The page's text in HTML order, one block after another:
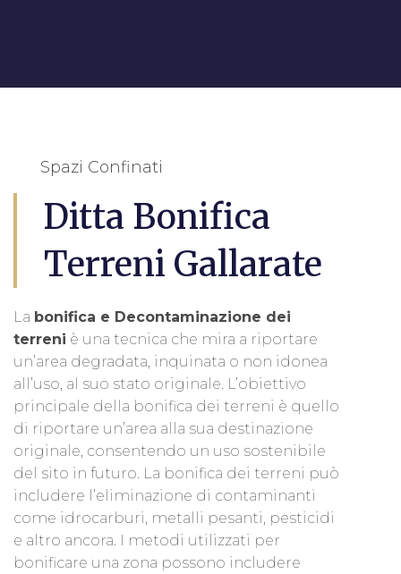
Spazi Confinati
Ditta Bonifica
Terreni Gallarate
La bonifica e Decontaminazione dei
terreni è una tecnica che mira a riportare
un’area degradata, inquinata o non idonea
all’uso, al suo stato originale. L’obiettivo
principale della bonifica dei terreni è quello
di riportare un’area alla sua destinazione
originale, consentendo un uso sostenibile
del sito in futuro. La bonifica dei terreni può
includere l’eliminazione di contaminanti
come idrocarburi, metalli pesanti, pesticidi
e altro ancora. I metodi utilizzati per
bonificare una zona possono includere